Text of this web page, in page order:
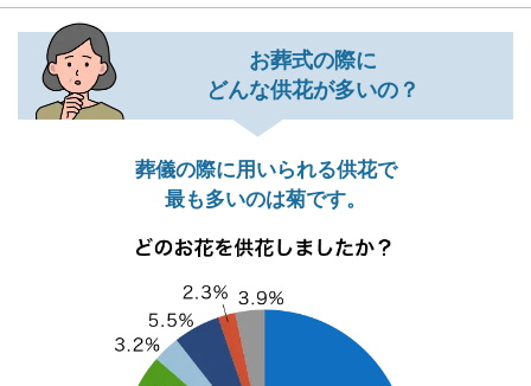
お葬式の際に
どんな供花が多いの？
葬儀の際に用いられる供花で
最も多いのは菊です。